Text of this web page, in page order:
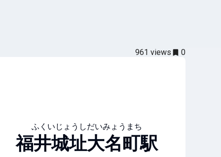
961 views 0
ふくいじょうしだいみょうまち
福井城址大名町駅